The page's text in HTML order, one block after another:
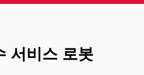
서비스 로봇